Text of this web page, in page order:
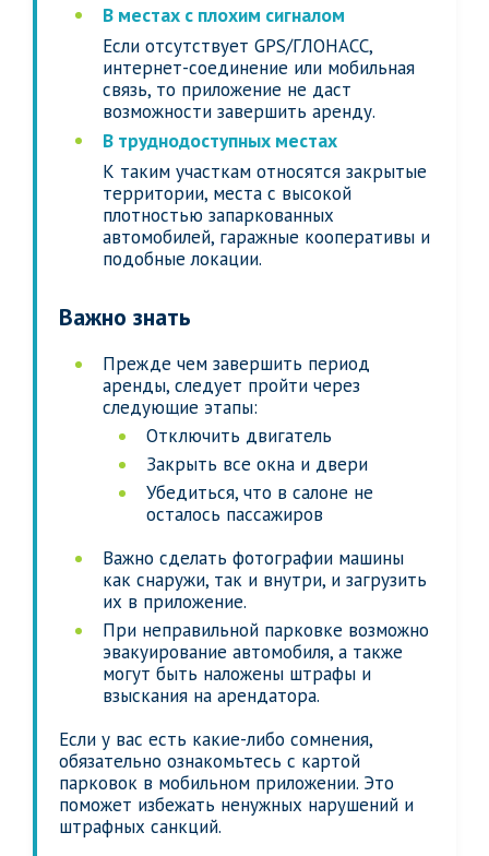
В местах с плохим сигналом
Если отсутствует GPS/ГЛОНАСС,
интернет-соединение или мобильная
связь, то приложение не даст
возможности завершить аренду.
В труднодоступных местах
К таким участкам относятся закрытые
территории, места с высокой
плотностью запаркованных
автомобилей, гаражные кооперативы и
подобные локации.
Важно знать
Прежде чем завершить период
аренды, следует пройти через
следующие этапы:
Отключить двигатель
Закрыть все окна и двери
Убедиться, что в салоне не
осталось пассажиров
Важно сделать фотографии машины
как снаружи, так и внутри, и загрузить
их в приложение.
При неправильной парковке возможно
эвакуирование автомобиля, а также
могут быть наложены штрафы и
взыскания на арендатора.
Если у вас есть какие-либо сомнения,
обязательно ознакомьтесь с картой
парковок в мобильном приложении. Это
поможет избежать ненужных нарушений и
штрафных санкций.